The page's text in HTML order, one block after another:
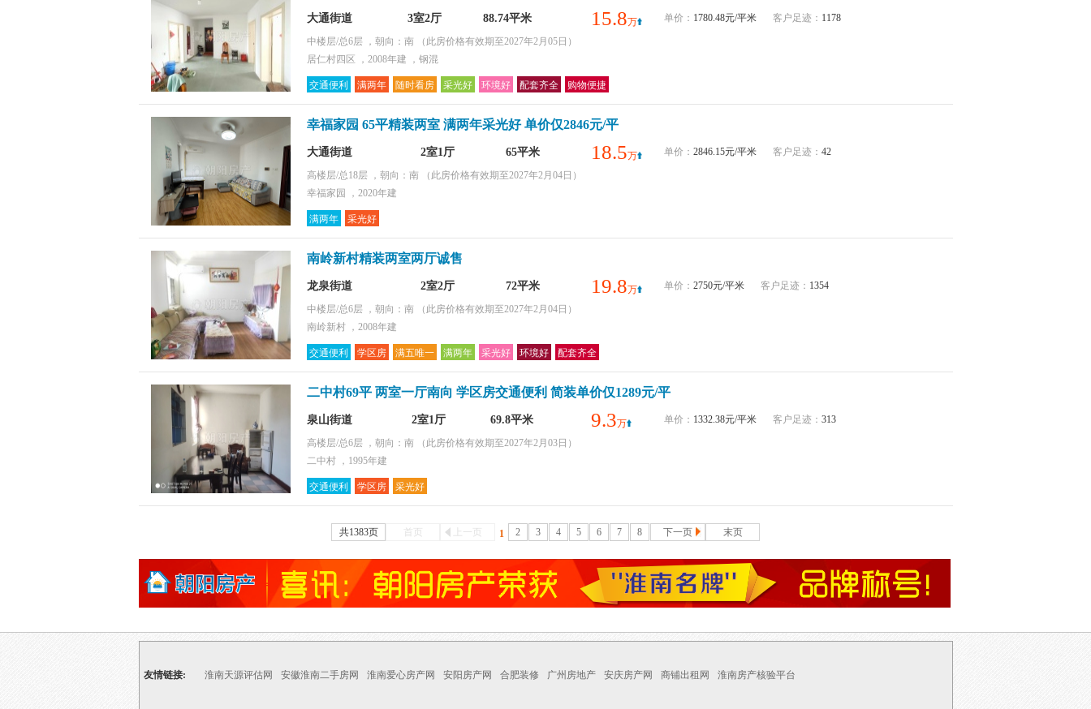
大通街道 3室2厅 88.74平米 15.8万 单价： 1780.48元/平米 客户足迹： 1178
中楼层/总6层 ，朝向：南
（此房价格有效期至2027年2月05日）
居仁村四区 ，2008年建 ，钢混
交通便利 满两年 随时看房 采光好 环境好 配套齐全 购物便捷
幸福家园 65平精装两室 满两年采光好 单价仅2846元/平
大通街道 2室1厅 65平米 18.5万 单价： 2846.15元/平米 客户足迹： 42
高楼层/总18层 ，朝向：南
（此房价格有效期至2027年2月04日）
幸福家园 ，2020年建
满两年 采光好
南岭新村精装两室两厅诚售
龙泉街道 2室2厅 72平米 19.8万 单价： 2750元/平米 客户足迹： 1354
中楼层/总6层 ，朝向：南
（此房价格有效期至2027年2月04日）
南岭新村 ，2008年建
交通便利 学区房 满五唯一 满两年 采光好 环境好 配套齐全
二中村69平 两室一厅南向 学区房交通便利 简装单价仅1289元/平
泉山街道 2室1厅 69.8平米 9.3万 单价： 1332.38元/平米 客户足迹： 313
高楼层/总6层 ，朝向：南
（此房价格有效期至2027年2月03日）
二中村 ，1995年建
交通便利 学区房 采光好
共1383页 首页 上一页 1 2 3 4 5 6 7 8 下一页 末页
友情链接: 淮南天源评估网 安徽淮南二手房网 淮南爱心房产网 安阳房产网 合肥装修 广州房地产 安庆房产网 商铺出租网 淮南房产核验平台